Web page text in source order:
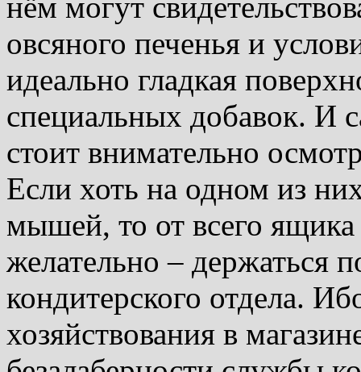
овсяного печенья и
идеально гладкая
специальных добавок. И
стоит внимательно
Если хоть на одном из
мышей, то от всего ящика
желательно – держаться
кондитерского отдела.
хозяйствования в